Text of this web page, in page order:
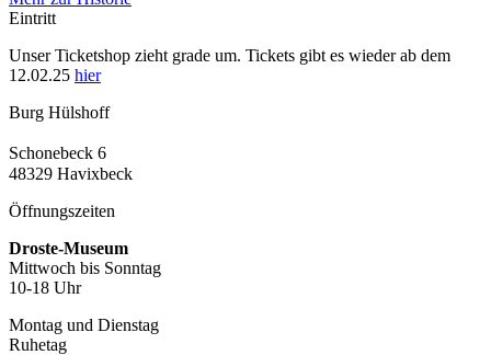
Eintritt
Unser Ticketshop zieht grade um. Tickets gibt es wieder ab dem
12.02.25 hier
Burg Hülshoff
Schonebeck 6
48329 Havixbeck
Öffnungszeiten
Droste-Museum
Mittwoch bis Sonntag
10-18 Uhr
Montag und Dienstag
Ruhetag